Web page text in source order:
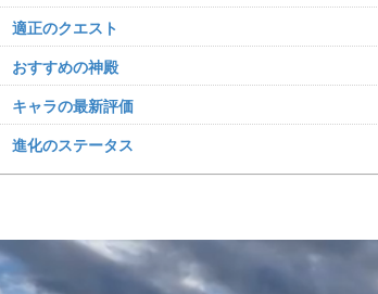
適正のクエスト
おすすめの神殿
キャラの最新評価
進化のステータス